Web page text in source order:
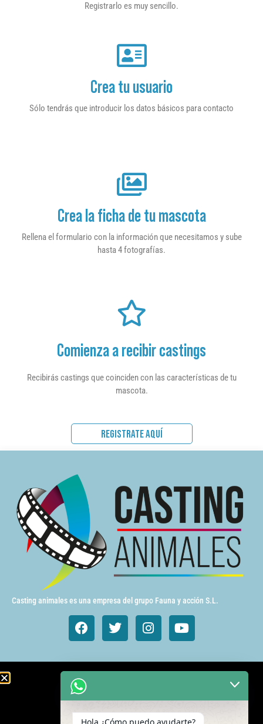
Registrarlo es muy sencillo.
Crea tu usuario
Sólo tendrás que introducir los datos básicos para contacto
Crea la ficha de tu mascota
Rellena el formulario con la información que necesitamos y sube
hasta 4 fotografías.
Comienza a recibir castings
Recibirás castings que coinciden con las características de tu
mascota.
REGISTRATE AQUÍ
Casting animales es una empresa del grupo Fauna y acción S.L.
Animales de cine y TV